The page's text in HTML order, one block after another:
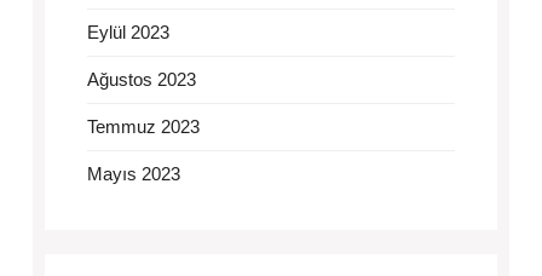
Eylül 2023
Ağustos 2023
Temmuz 2023
Mayıs 2023